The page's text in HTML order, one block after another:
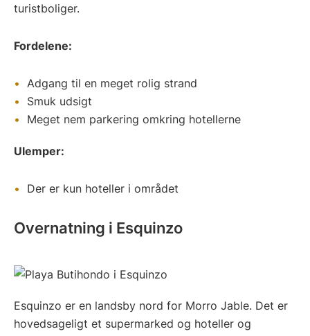
turistboliger.
Fordelene:
Adgang til en meget rolig strand
Smuk udsigt
Meget nem parkering omkring hotellerne
Ulemper:
Der er kun hoteller i området
Overnatning i Esquinzo
Esquinzo er en landsby nord for Morro Jable. Det er
hovedsageligt et supermarked og hoteller og